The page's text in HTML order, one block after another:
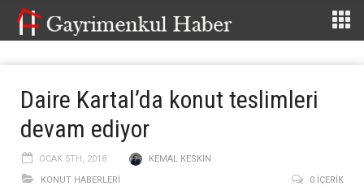
Daire Kartal’da konut teslimleri
devam ediyor
OCAK 5TH, 2018
KEMAL KESKIN
KONUT HABERLERI
0 İÇERIK